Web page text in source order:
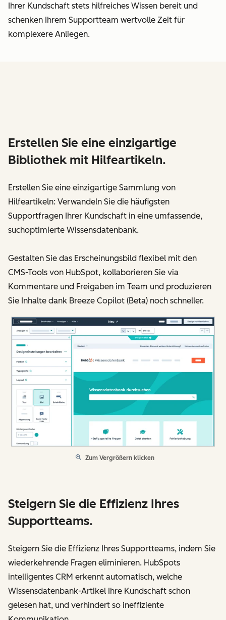
Ihrer Kundschaft stets hilfreiches Wissen bereit und
schenken Ihrem Supportteam wertvolle Zeit für
komplexere Anliegen.
Erstellen Sie eine einzigartige
Bibliothek mit Hilfeartikeln.
Erstellen Sie eine einzigartige Sammlung von
Hilfeartikeln: Verwandeln Sie die häufigsten
Supportfragen Ihrer Kundschaft in eine umfassende,
suchoptimierte Wissensdatenbank.
Gestalten Sie das Erscheinungsbild flexibel mit den
CMS-Tools von HubSpot, kollaborieren Sie via
Kommentare und Freigaben im Team und produzieren
Sie Inhalte dank Breeze Copilot (Beta) noch schneller.
Zum Vergrößern klicken
Steigern Sie die Effizienz Ihres
Supportteams.
Steigern Sie die Effizienz Ihres Supportteams, indem Sie
wiederkehrende Fragen eliminieren. HubSpots
intelligentes CRM erkennt automatisch, welche
Wissensdatenbank-Artikel Ihre Kundschaft schon
gelesen hat, und verhindert so ineffiziente